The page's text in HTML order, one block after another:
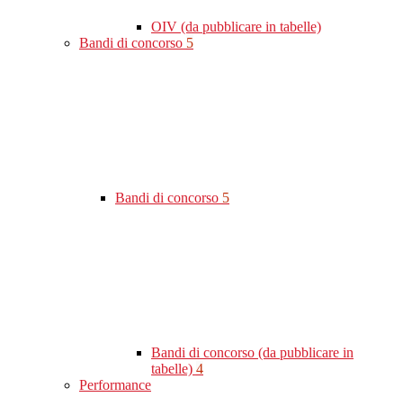
OIV (da pubblicare in tabelle)
Bandi di concorso 5
Bandi di concorso 5
Bandi di concorso (da pubblicare in
tabelle) 4
Performance